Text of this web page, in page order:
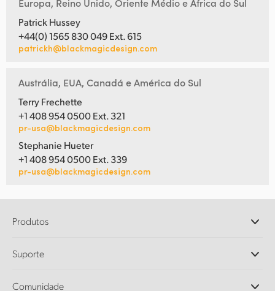
Europa, Reino Unido, Oriente Médio e África do Sul
Patrick Hussey
+44(0) 1565 830 049 Ext. 615
patrickh@blackmagicdesign.com
Austrália, EUA, Canadá e América do Sul
Terry Frechette
+1 408 954 0500 Ext. 321
pr-usa@blackmagicdesign.com
Stephanie Hueter
+1 408 954 0500 Ext. 339
pr-usa@blackmagicdesign.com
Produtos
DaVinci Resolve e Fusion
Ultimatte
Suporte
Comunidade